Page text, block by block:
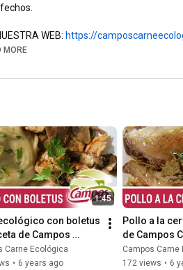
WEB: https://
MORE
1:45
con boletus
de Campos
Ecológicas
Carne Ecológica
• 6 years ago
Pollo a la
de Campos
Ecológicas
Campos Carne
172 views • 6